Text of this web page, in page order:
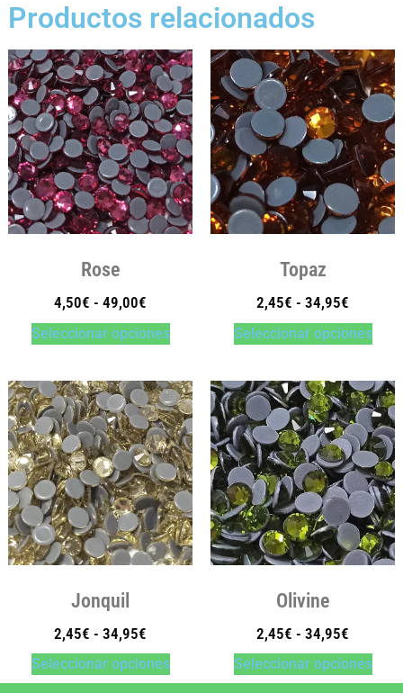
Productos relacionados
Rose
4,50€ - 49,00€
Seleccionar opciones
Topaz
2,45€ - 34,95€
Seleccionar opciones
Jonquil
2,45€ - 34,95€
Seleccionar opciones
Olivine
2,45€ - 34,95€
Seleccionar opciones